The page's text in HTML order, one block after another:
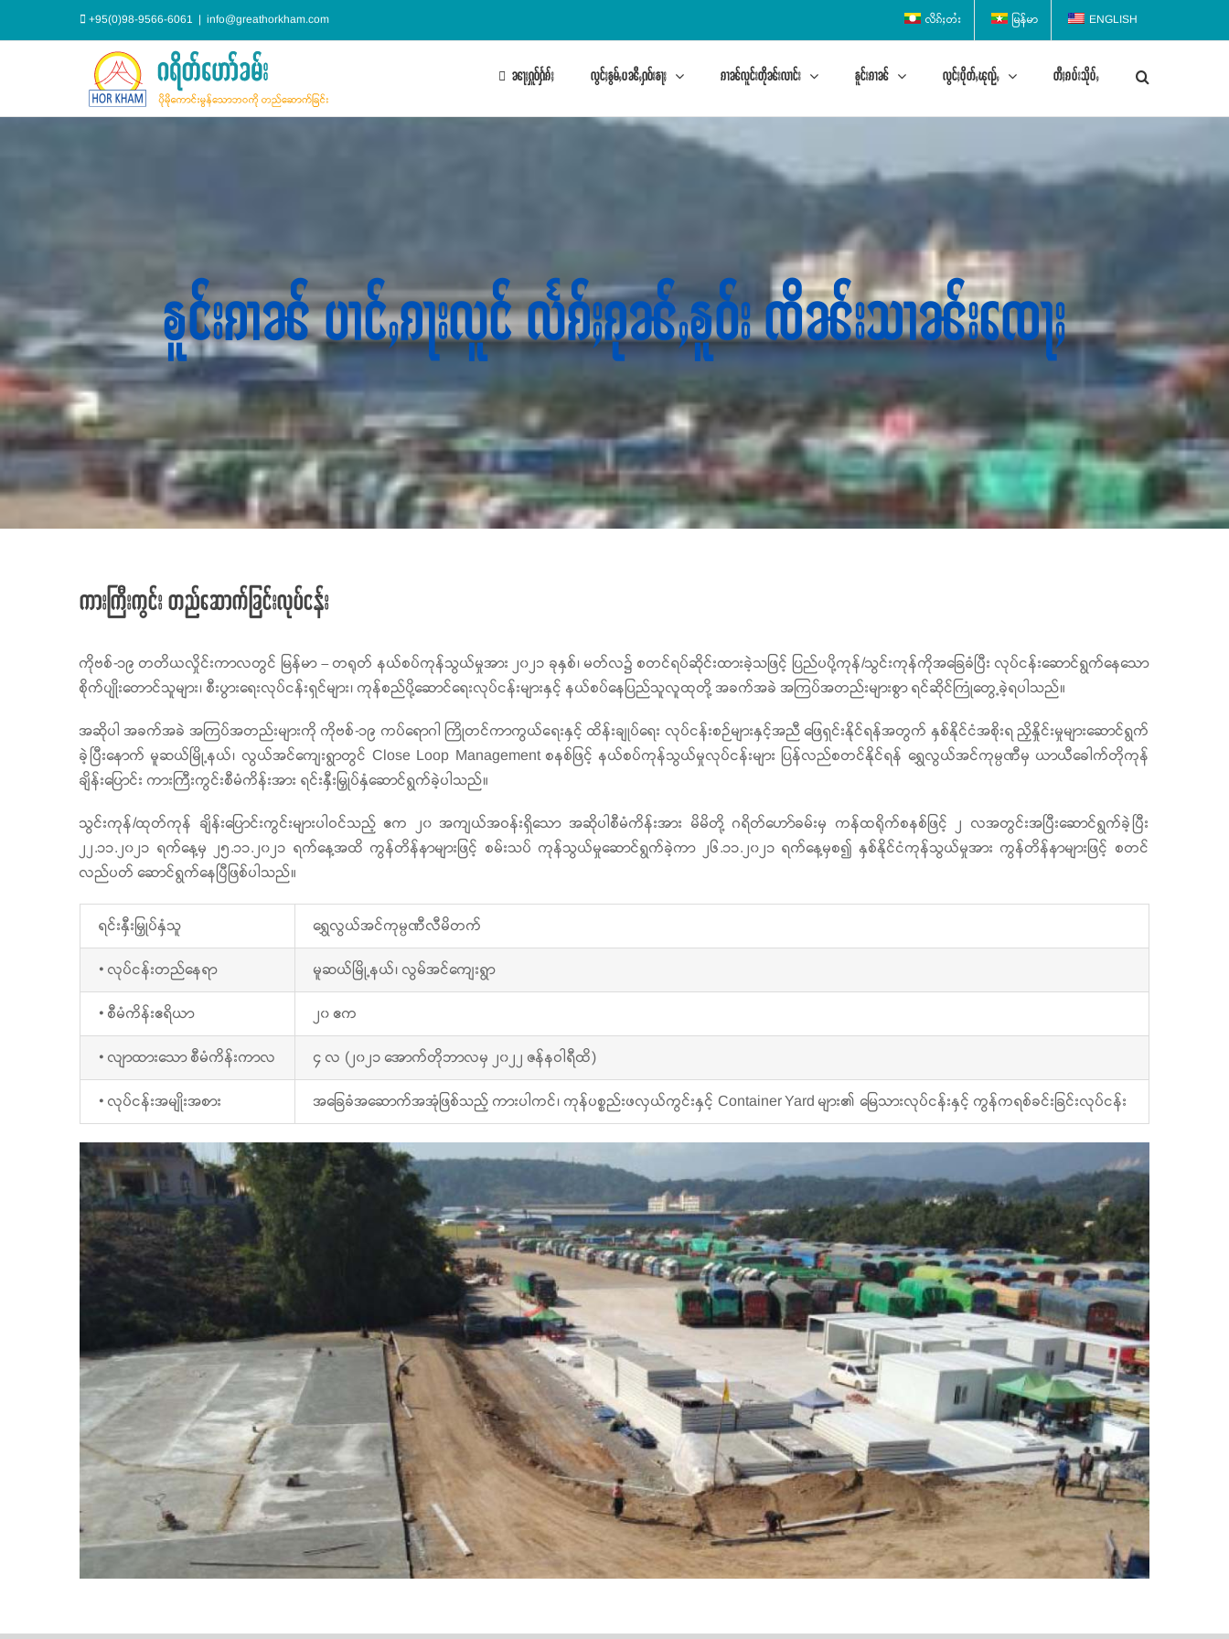
to
+95(0)98-9566-6061 | info@greathorkham.com လိၵ်ႈတႆး မြန်မာ ENGLISH
ၼႃႈႁူဝ်ႁႅၵ်ႈ လွင်ႈၶွမ်ႇပၼီႇႁဝ်းၶႃႈ ၵၢၼ်လူင်းတိုၼ်းလၢင်း ၶူင်းၵၢၼ် လွင်ႈပိုတ်ႇၽုၺ်ႇ တီႈၵပ်းသိုပ်ႇ
ၶူင်းၵၢၼ် ပၢင်ႇၵႃးလူင် လႅၵ်ႈၵုၼ်ႇၶူဝ်း ၸိၼ်းသၢၼ်းၸေႃႈ
ကားကြီးကွင်း တည်ဆောက်ခြင်းလုပ်ငန်း
ကိုဗစ်-၁၉ တတိယလှိုင်းကာလတွင် မြန်မာ – တရုတ် နယ်စပ်ကုန်သွယ်မှုအား ၂၀၂၁ ခုနှစ်၊ မတ်လ၌ စတင်ရပ်ဆိုင်းထားခဲ့သဖြင့် ပြည်ပပို့ကုန်/သွင်းကုန်ကိုအခြေခံပြီး လုပ်ငန်းဆောင်ရွက်နေသော
စိုက်ပျိုးတောင်သူများ၊ စီးပွားရေးလုပ်ငန်းရှင်များ၊ ကုန်စည်ပို့ဆောင်ရေးလုပ်ငန်းများနှင့် နယ်စပ်နေပြည်သူလူထုတို့ အခက်အခဲ အကြပ်အတည်းများစွာ ရင်ဆိုင်ကြုံတွေ့ခဲ့ရပါသည်။
အဆိုပါ အခက်အခဲ အကြပ်အတည်းများကို ကိုဗစ်-၁၉ ကပ်ရောဂါ ကြိုတင်ကာကွယ်ရေးနှင့် ထိန်းချုပ်ရေး လုပ်ငန်းစဉ်များနှင့်အညီ ဖြေရှင်းနိုင်ရန်အတွက် နှစ်နိုင်ငံအစိုးရ ညှိနှိုင်းမှုများဆောင်ရွက်
ခဲ့ပြီးနောက် မူဆယ်မြို့နယ်၊ လွယ်အင်ကျေးရွာတွင် Close Loop Management စနစ်ဖြင့် နယ်စပ်ကုန်သွယ်မှုလုပ်ငန်းများ ပြန်လည်စတင်နိုင်ရန် ရွှေလွယ်အင်ကုမ္ပဏီမှ ယာယီခေါက်တိုကုန်
ချိန်းပြောင်း ကားကြီးကွင်းစီမံကိန်းအား ရင်းနှီးမြှုပ်နှံဆောင်ရွက်ခဲ့ပါသည်။
သွင်းကုန်/ထုတ်ကုန် ချိန်းပြောင်းကွင်းများပါဝင်သည့် ဧက ၂၀ အကျယ်အဝန်းရှိသော အဆိုပါစီမံကိန်းအား မိမိတို့ ဂရိတ်ဟော်ခမ်းမှ ကန်ထရိုက်စနစ်ဖြင့် ၂ လအတွင်းအပြီးဆောင်ရွက်ခဲ့ပြီး
၂၂.၁၁.၂၀၂၁ ရက်နေ့မှ ၂၅.၁၁.၂၀၂၁ ရက်နေ့အထိ ကွန်တိန်နာများဖြင့် စမ်းသပ် ကုန်သွယ်မှုဆောင်ရွက်ခဲ့ကာ ၂၆.၁၁.၂၀၂၁ ရက်နေ့မှစ၍ နှစ်နိုင်ငံကုန်သွယ်မှုအား ကွန်တိန်နာများဖြင့် စတင်
လည်ပတ် ဆောင်ရွက်နေပြီဖြစ်ပါသည်။
ရင်းနှီးမြှုပ်နှံသူ ရွှေလွယ်အင်ကုမ္ပဏီလီမိတက်
• လုပ်ငန်းတည်နေရာ မူဆယ်မြို့နယ်၊ လွမ်အင်ကျေးရွာ
• စီမံကိန်းဧရိယာ ၂၀ ဧက
• လျာထားသော စီမံကိန်းကာလ ၄ လ (၂၀၂၁ အောက်တိုဘာလမှ ၂၀၂၂ ဇန်နဝါရီထိ)
• လုပ်ငန်းအမျိုးအစား အခြေခံအဆောက်အအုံဖြစ်သည့် ကားပါကင်၊ ကုန်ပစ္စည်းဖလှယ်ကွင်းနှင့် Container Yard များ၏ မြေသားလုပ်ငန်းနှင့် ကွန်ကရစ်ခင်းခြင်းလုပ်ငန်း